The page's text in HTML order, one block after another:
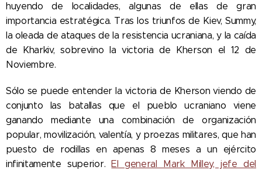
huyendo de localidades, algunas de ellas de gran
importancia estratégica. Tras los triunfos de Kiev, Summy,
la oleada de ataques de la resistencia ucraniana, y la caída
de Kharkiv, sobrevino la victoria de Kherson el 12 de
Noviembre.
Sólo se puede entender la victoria de Kherson viendo de
conjunto las batallas que el pueblo ucraniano viene
ganando mediante una combinación de organización
popular, movilización, valentía, y proezas militares, que han
puesto de rodillas en apenas 8 meses a un ejército
infinitamente superior.El general Mark Milley, jefe del